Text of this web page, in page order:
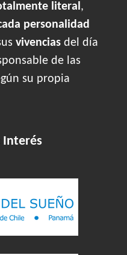
literal,
personalidad
vivencias del día
de las
su propia
Interés